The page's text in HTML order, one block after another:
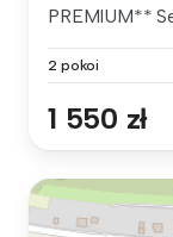
PREMIUM**
2 pokoi
1 550 zł